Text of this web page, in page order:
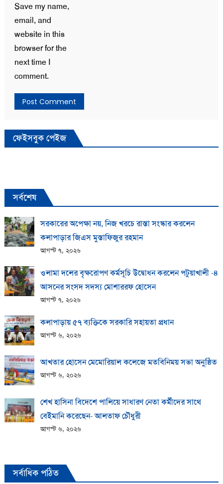
Save my name,
email, and
website in this
browser for the
next time I
comment.
ফেইসবুক পেইজ
সর্বশেষ
সরকারের অপেক্ষা নয়, নিজ খরচে রাস্তা সংস্কার করলেন
কলাপাড়ার জিএস মুস্তাফিজুর রহমান
আগস্ট ৭, ২০২৬
ওলামা দলের বৃক্ষরোপণ কর্মসূচি উদ্বোধন করলেন পটুয়াখালী -৪
আসনের সংসদ সদস্য মোশাররফ হোসেন
আগস্ট ৭, ২০২৬
কলাপাড়ায় ​৫৭ ব্যক্তিকে সরকারি সহায়তা প্রধান
আগস্ট ৬, ২০২৬
আখতার হোসেন মেমোরিয়াল কলেজে মতবিনিময় সভা অনুষ্ঠিত
আগস্ট ৬, ২০২৬
শেখ হাসিনা বিদেশে পালিয়ে সাধারণ নেতা কর্মীদের সাথে
বেইমানি করেছেন- আলতাফ চৌধুরী
আগস্ট ৬, ২০২৬
সর্বাধিক পঠিত